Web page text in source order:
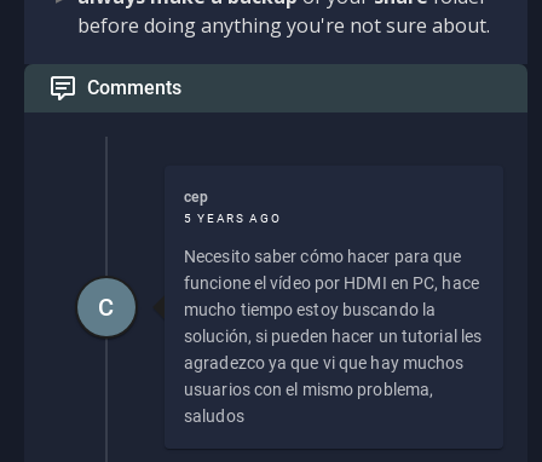
before doing anything you're not sure about.
Comments
cep
5 YEARS AGO
Necesito saber cómo hacer para que
funcione el vídeo por HDMI en PC, hace
mucho tiempo estoy buscando la
solución, si pueden hacer un tutorial les
agradezco ya que vi que hay muchos
usuarios con el mismo problema,
saludos
C